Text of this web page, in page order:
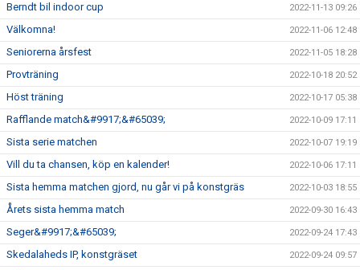
Berndt bil indoor cup 2022-11-13 09:26
Välkomna! 2022-11-06 12:48
Seniorerna årsfest 2022-11-05 18:28
Provträning 2022-10-18 20:52
Höst träning 2022-10-17 05:38
Rafflande match&#9917;&#65039; 2022-10-09 17:11
Sista serie matchen 2022-10-07 19:19
Vill du ta chansen, köp en kalender! 2022-10-06 17:11
Sista hemma matchen gjord, nu går vi på konstgräs 2022-10-03 18:55
Årets sista hemma match 2022-09-30 16:43
Seger&#9917;&#65039; 2022-09-24 17:43
Skedalaheds IP, konstgräset 2022-09-24 09:57